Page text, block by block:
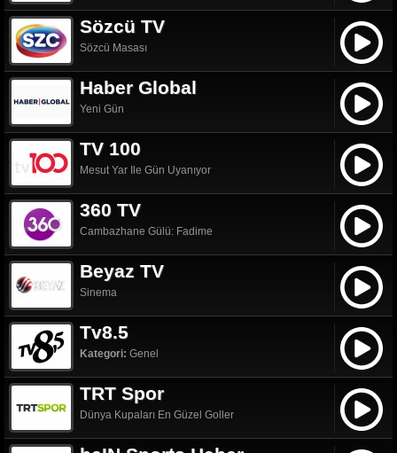
Sözcü TV
Sözcü Masası
Haber Global
Yeni Gün
TV 100
Mesut Yar Ile Gün Uyanıyor
360 TV
Cambazhane Gülü: Fadime
Beyaz TV
Sinema
Tv8.5
Kategori: Genel
TRT Spor
Dünya Kupaları En Güzel Goller